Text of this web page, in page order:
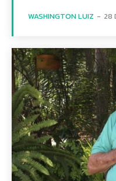
WASHINGTON LUIZ - 28